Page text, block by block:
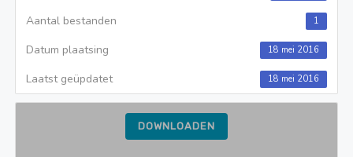
Aantal bestanden 1
Datum plaatsing 18 mei 2016
Laatst geüpdatet 18 mei 2016
DOWNLOADEN